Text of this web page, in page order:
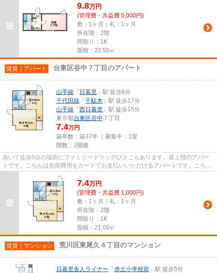
9.8万円
(管理費・共益費 5,000円)
敷：1ヶ月｜礼：1ヶ月
所在階：2階
間取り：1K
面積：22.50㎡
賃貸｜アパート 台東区谷中７丁目のアパート
山手線 「 日暮里 」駅 徒歩6分
千代田線 「 千駄木 」駅 徒歩17分
山手線 「 西日暮里 」駅 徒歩15分
東京都台東区谷中 ７丁目
7.4万円
築年数：築37年 ｜募集中： 1室
階数：2階建
歩いて徒歩5分の場所にファミリードラッグひさごもあります。最上階のアパー
トです。こちらは初期費用をカードでお支払いいただけるアパートです。こちら
7.4万円
(管理費・共益費 1,000円)
敷：1ヶ月｜礼：1ヶ月
所在階：2階
間取り：1K
面積：21.00㎡
賃貸｜マンション 荒川区東尾久４丁目のマンション
日暮里舎人ライナー 「 赤土小学校前 」駅 徒歩5分